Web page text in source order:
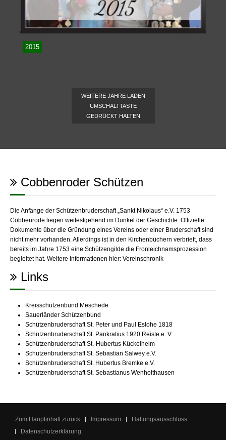
2015
WEITERE JAHRE LADEN
UMSCHALTTASTE
GEDRÜCKT HALTEN
Cobbenroder Schützen
Die Anfänge der Schützenbruderschaft „Sankt Nikolaus“ e.V. 1753
Cobbenrode liegen weitestgehend im Dunkel der Geschichte. Offizielle
Dokumente über die Gründung eines Vereins oder einer Bruderschaft sind
nicht mehr vorhanden. Allerdings ist in den Kirchenbüchern verbrieft, dass
bereits im Jahre 1753 eine Schützengilde die Fronleichnamsprozession
begleitet hat. Weitere Informationen hier: Vereinschronik
Links
Kreisschützenbund Meschede
Sauerländer Schützenbund
Schützenbruderschaft St. Peter und Paul Eslohe 1818
Schützenbruderschaft St. Pankratius 1920 Reiste e. V.
Schützenbruderschaft St.-Hubertus Kückelheim
Schützenbruderschaft St. Sebastian Salwey e.V.
Schützenbruderschaft St. Hubertus Bremke e.V.
Schützenbruderschaft St. Sebastianus Wenholthausen
Zum Hauptinhalt zurück Impressum
Haftungsausschluss
Datenschutzerklärung